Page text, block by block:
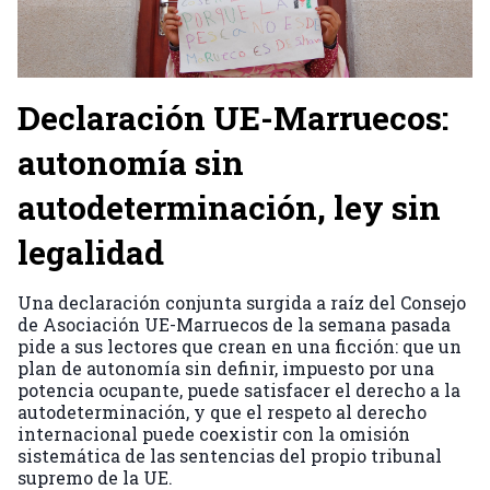
Declaración UE-Marruecos:
autonomía sin
autodeterminación, ley sin
legalidad
Una declaración conjunta surgida a raíz del Consejo
de Asociación UE-Marruecos de la semana pasada
pide a sus lectores que crean en una ficción: que un
plan de autonomía sin definir, impuesto por una
potencia ocupante, puede satisfacer el derecho a la
autodeterminación, y que el respeto al derecho
internacional puede coexistir con la omisión
sistemática de las sentencias del propio tribunal
supremo de la UE.